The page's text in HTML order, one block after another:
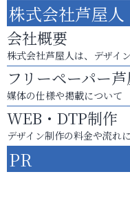
株式会社芦屋人
会社概要
株式会社芦屋人は、デザイ
フリーペーパー
媒体の仕様や掲載について
WEB・DTP制作
デザイン制作の料金や流れ
PR